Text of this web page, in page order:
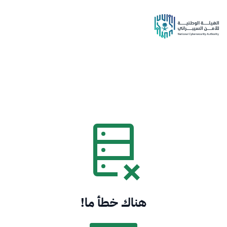
هناك خطأ ما!